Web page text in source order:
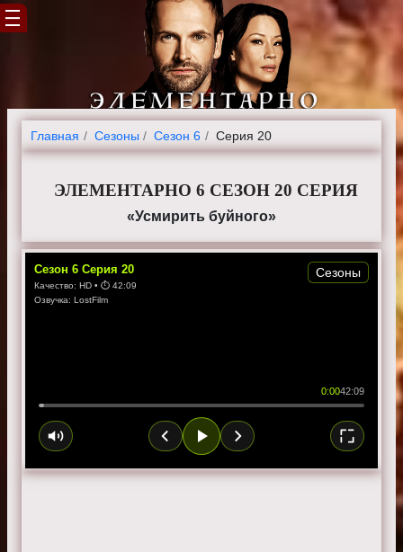
Главная Cезоны Сезон 6 Серия 20
ЭЛЕМЕНТАРНО 6 СЕЗОН 20 СЕРИЯ
«Усмирить буйного»
Сезон 6 Серия 20
Качество: HD • ⏱ 42:09
Озвучка: LostFilm
0:0042:09
Сезоны